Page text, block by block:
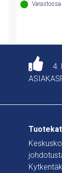
Varastossa
4.